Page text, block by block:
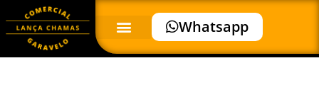
Whatsapp